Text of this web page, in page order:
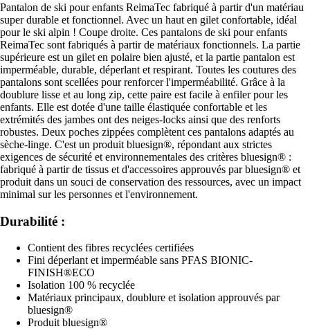
Pantalon de ski pour enfants ReimaTec fabriqué à partir d'un matériau
super durable et fonctionnel. Avec un haut en gilet confortable, idéal
pour le ski alpin ! Coupe droite. Ces pantalons de ski pour enfants
ReimaTec sont fabriqués à partir de matériaux fonctionnels. La partie
supérieure est un gilet en polaire bien ajusté, et la partie pantalon est
imperméable, durable, déperlant et respirant. Toutes les coutures des
pantalons sont scellées pour renforcer l'imperméabilité. Grâce à la
doublure lisse et au long zip, cette paire est facile à enfiler pour les
enfants. Elle est dotée d'une taille élastiquée confortable et les
extrémités des jambes ont des neiges-locks ainsi que des renforts
robustes. Deux poches zippées complètent ces pantalons adaptés au
sèche-linge. C'est un produit bluesign®, répondant aux strictes
exigences de sécurité et environnementales des critères bluesign® :
fabriqué à partir de tissus et d'accessoires approuvés par bluesign® et
produit dans un souci de conservation des ressources, avec un impact
minimal sur les personnes et l'environnement.
Durabilité :
Contient des fibres recyclées certifiées
Fini déperlant et imperméable sans PFAS BIONIC-
FINISH®ECO
Isolation 100 % recyclée
Matériaux principaux, doublure et isolation approuvés par
bluesign®
Produit bluesign®